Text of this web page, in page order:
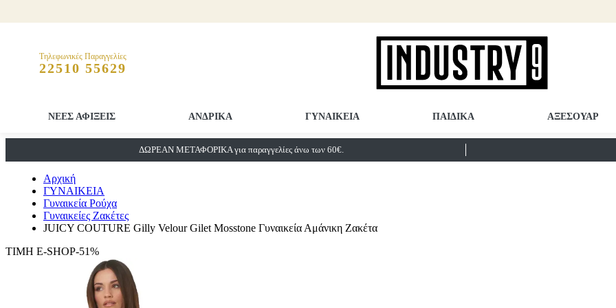
Τηλεφωνικές Παραγγελίες
22510 55629
ΝΕΕΣ ΑΦΙΞΕΙΣ ΑΝΔΡΙΚΑ ΓΥΝΑΙΚΕΙΑ ΠΑΙΔΙΚΑ ΑΞΕΣΟΥΑΡ
ΔΩΡΕΑΝ ΜΕΤΑΦΟΡΙΚΑ για παραγγελίες άνω των 60€.
Αρχική
ΓΥΝΑΙΚΕΙΑ
Γυναικεία Ρούχα
Γυναικείες Ζακέτες
JUICY COUTURE Gilly Velour Gilet Mosstone Γυναικεία Αμάνικη Ζακέτα
ΤΙΜΗ E-SHOP-51%